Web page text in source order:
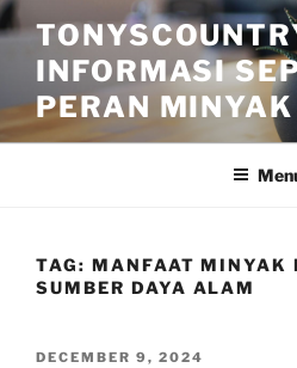
Skip
to
contentINFORMASI
PERAN
TAG: MANFAAT MINYAK
SUMBER DAYA ALAM
POSTED
DECEMBER 9, 2024